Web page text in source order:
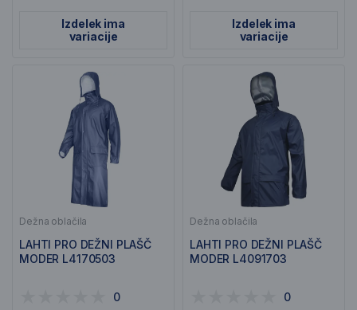
Izdelek ima
variacije
Izdelek ima
variacije
Dežna oblačila
LAHTI PRO DEŽNI PLAŠČ
MODER L4170503
0
Dežna oblačila
LAHTI PRO DEŽNI PLAŠČ
MODER L4091703
0